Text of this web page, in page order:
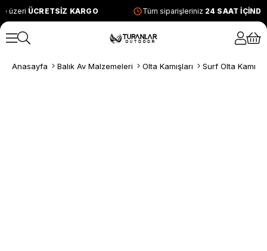
üzeri ÜCRETSİZ KARGO Tüm siparişleriniz 24 SAAT İÇİNDE
Anasayfa Balık Av Malzemeleri Olta Kamışları Surf Olta